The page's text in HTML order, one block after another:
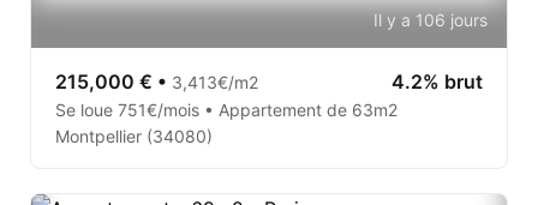
Il y a 106 jours
215,000 € • 3,413€/m2 4.2% brut
Se loue 751€/mois • Appartement de 63m2
Montpellier (34080)